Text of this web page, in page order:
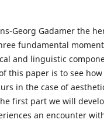
Georg Gadamer the
fundamental
and linguistic
this paper is to see
in the case of
first part we will
an encounter